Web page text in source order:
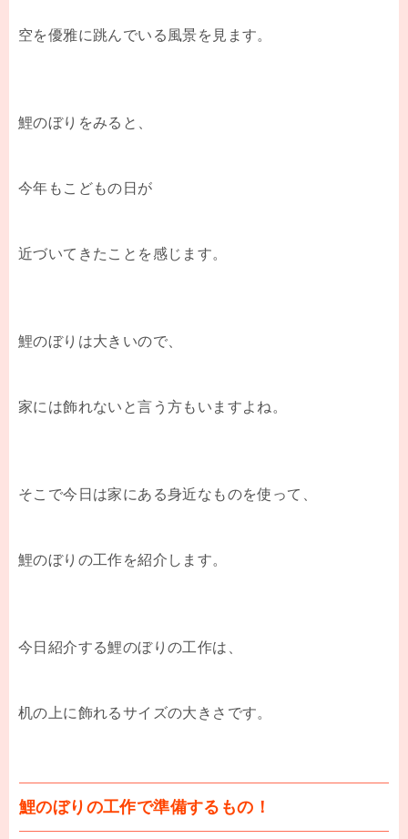
空を優雅に跳んでいる風景を見ます。
鯉のぼりをみると、
今年もこどもの日が
近づいてきたことを感じます。
鯉のぼりは大きいので、
家には飾れないと言う方もいますよね。
そこで今日は家にある身近なものを使って、
鯉のぼりの工作を紹介します。
今日紹介する鯉のぼりの工作は、
机の上に飾れるサイズの大きさです。
鯉のぼりの工作で準備するもの！